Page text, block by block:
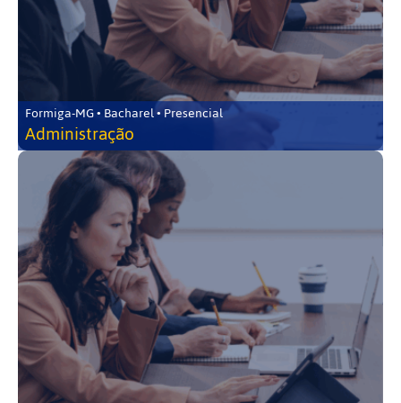
Formiga-MG • Bacharel • Presencial
Administração